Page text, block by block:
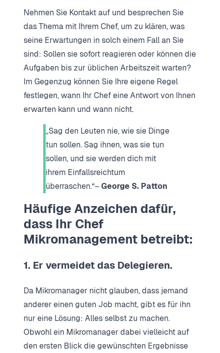
Nehmen Sie Kontakt auf und besprechen Sie
das Thema mit Ihrem Chef, um zu klären, was
seine Erwartungen in solch einem Fall an Sie
sind: Sollen sie sofort reagieren oder können die
Aufgaben bis zur üblichen Arbeitszeit warten?
Im Gegenzug können Sie Ihre eigene Regel
festlegen, wann Ihr Chef eine Antwort von Ihnen
erwarten kann und wann nicht.
„Sag den Leuten nie, wie sie Dinge
tun sollen. Sag ihnen, was sie tun
sollen, und sie werden dich mit
ihrem Einfallsreichtum
überraschen.“–George S. Patton
Häufige Anzeichen dafür,
dass Ihr Chef
Mikromanagement betreibt:
1. Er vermeidet das Delegieren.
Da Mikromanager nicht glauben, dass jemand
anderer einen guten Job macht, gibt es für ihn
nur eine Lösung: Alles selbst zu machen.
Obwohl ein Mikromanager dabei vielleicht auf
den ersten Blick die gewünschten Ergebnisse